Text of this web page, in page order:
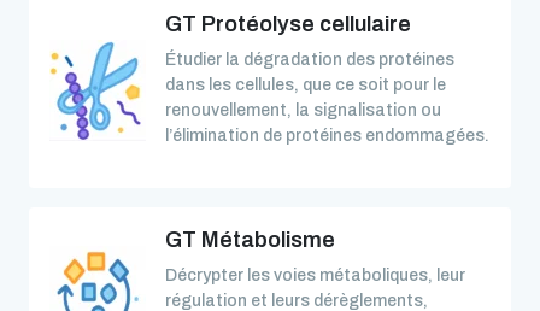
GT Protéolyse cellulaire
Étudier la dégradation des protéines
dans les cellules, que ce soit pour le
renouvellement, la signalisation ou
l’élimination de protéines endommagées.
GT Métabolisme
Décrypter les voies métaboliques, leur
régulation et leurs dérèglements,